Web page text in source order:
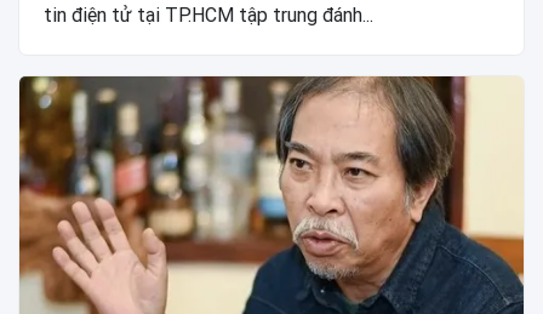
tin điện tử tại TP.HCM tập trung đánh...